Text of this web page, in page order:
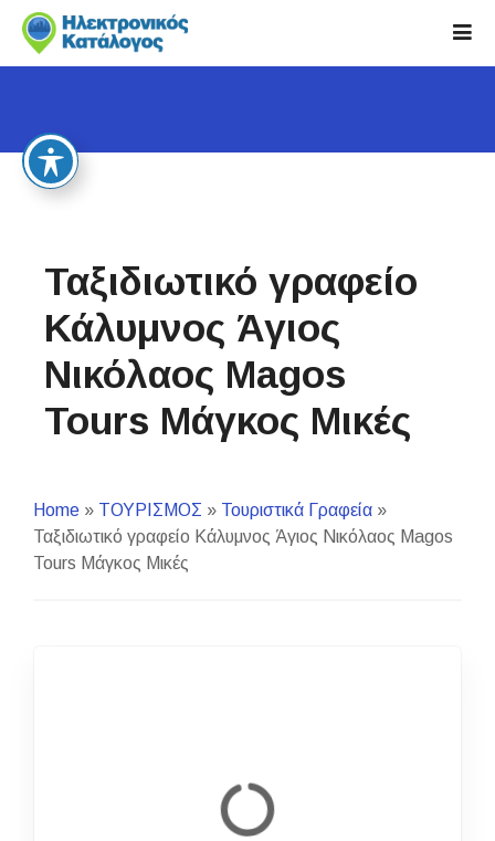
i
Ταξιδιωτικό γραφείο
Κάλυμνος Άγιος
Νικόλαος Magos
Tours Μάγκος Μικές
Home » ΤΟΥΡΙΣΜΟΣ » Τουριστικά Γραφεία »
Ταξιδιωτικό γραφείο Κάλυμνος Άγιος Νικόλαος Magos
Tours Μάγκος Μικές